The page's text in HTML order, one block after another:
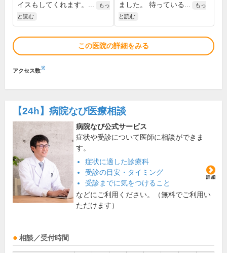
イスもしてくれます。...
もっ
と読む
ました。 待っている...
もっ
と読む
この医院の詳細をみる
アクセス数※
【24h】 病院なび医療相談
病院なび公式サービス
症状や受診について医師に相談ができま
す。
症状に適した診療科
受診の目安・タイミング
受診までに気をつけること
などにご利用ください。（無料でご利用い
ただけます）
相談／受付時間